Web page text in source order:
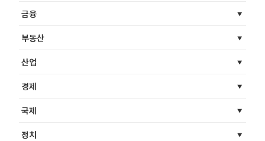
금융
부동산
산업
경제
국제
정치